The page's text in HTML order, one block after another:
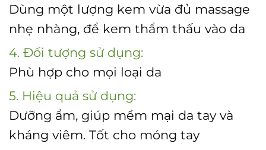
Dùng một lượng kem vừa đủ massage
nhẹ nhàng, để kem thẩm thấu vào da
4. Đối tượng sử dụng:
Phù hợp cho mọi loại da
5. Hiệu quả sử dụng:
Dưỡng ẩm, giúp mềm mại da tay và
kháng viêm. Tốt cho móng tay